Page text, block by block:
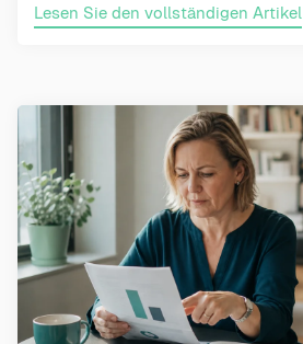
Lesen Sie den vollständigen Artikel